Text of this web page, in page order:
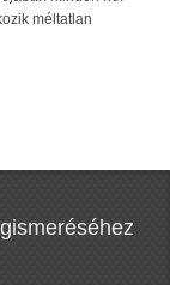
méltatlan